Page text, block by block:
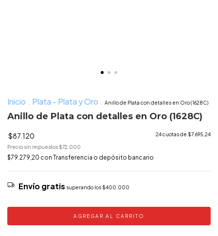
Inicio Plata - Plata y Oro Anillo de Plata con detalles en Oro (1628C)
Anillo de Plata con detalles en Oro (1628C)
$87.120 24cuotas de $7.695,24
Precio sin impuestos $72.000
$79.279,20 con Transferencia o depósito bancario
Envío gratis superando los $400.000